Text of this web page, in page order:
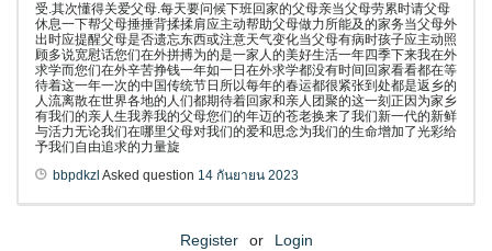
受.其次懂得关爱父母.每天要问候下班回家的父母亲当父母劳累时请父母
休息一下帮父母捶捶背揉揉肩应主动帮助父母做力所能及的家务当父母外
出时应提醒父母是否遗忘东西或注意天气变化当父母有病时孩子应主动照
顾多说宽慰话您们在外拼搏为的是一家人的美好生活一年四季下来我在外
求学而您们在外辛苦挣钱一年如一日在外求学都没有时间回家看看都在等
待着这一年一次的中国传统节日所以每年的春运都很紧张到处都是返乡的
人流离散在世界各地的人们都期待着回家和亲人团聚的这一刻正因为家乡
有我们的亲人生我养我的父母您们的年迈的苍老换来了我们新一代的新鲜
与活力无论我们在哪里父母对我们的爱和思念为我们的生命增加了光彩给
予我们自由追求的力量旋
bbpdkzl Asked question 14 กันยายน 2023
Register or Login